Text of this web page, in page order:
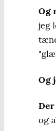
Og
jeg
Og
og